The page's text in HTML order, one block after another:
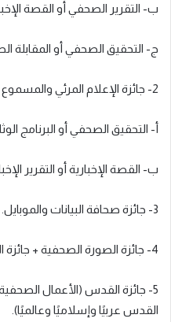
ب- التقرير الصحفي أو القصة
ج- التحقيق الصحفي أو المقابلة
2- جائزة الإعلام المرئي والمسموع وتشمل التالي:
أ- التحقيق الصحفي أو البرنامج
ب- القصة الإخبارية أو التقرير
3- جائزة صحافة البيانات والموبايل.
4- جائزة الصورة الصحفية + جائزة الرسم الكاريكاتوري.
5- جائزة القدس (الأعمال
القدس عربيًا وإسلاميًا وعالميًا).